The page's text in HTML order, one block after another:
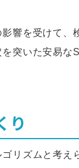
響を受けて、
突いた安易な
り
リズムと考え